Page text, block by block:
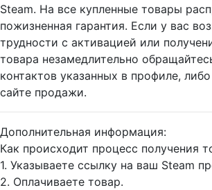
Steam. На все купленные товары
пожизненная гарантия. Если у вас
трудности с активацией или
товара незамедлительно
контактов указанных в профиле,
сайте продажи.
Дополнительная информация:
Как происходит процесс получения
1. Указываете ссылку на ваш Steam
2. Оплачиваете товар.